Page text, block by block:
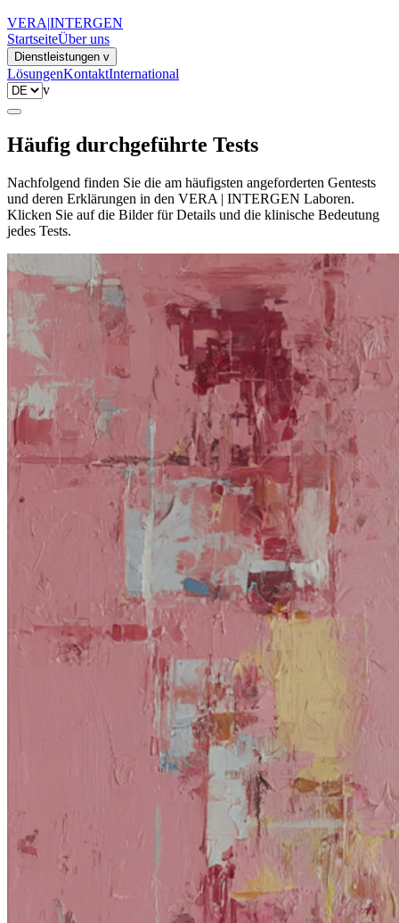
VERA|INTERGEN
StartseiteÜber uns
Dienstleistungen v
LösungenKontaktInternational
v
Häufig durchgeführte Tests
Nachfolgend finden Sie die am häufigsten angeforderten Gentests
und deren Erklärungen in den VERA | INTERGEN Laboren.
Klicken Sie auf die Bilder für Details und die klinische Bedeutung
jedes Tests.